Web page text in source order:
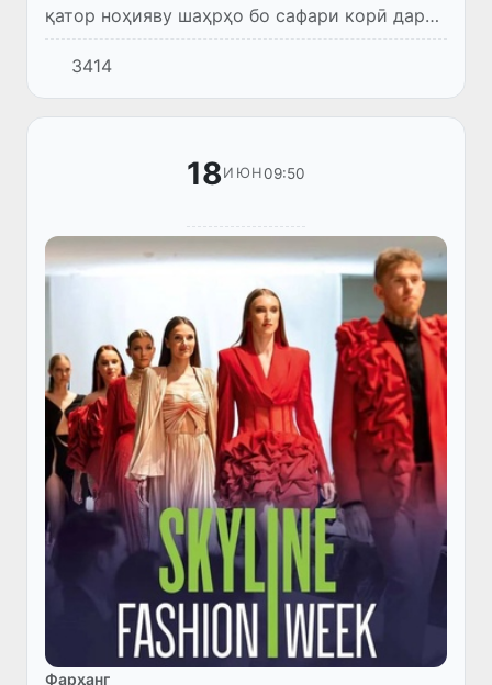
қатор ноҳияву шаҳрҳо бо сафари корӣ дар
иёлати федералии Баварияи Олмон қарор
доранд.
3414
18ИЮН09:50
Фарҳанг